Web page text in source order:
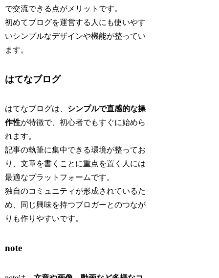
で交流できる点がメリットです。
初めてブログを運営する人にも使いやす
いシンプルなデザインや機能が整ってい
ます。
はてなブログ
はてなブログは、 シンプルで直感的な操
作性が特徴で、初心者でもすぐに始めら
れます。
記事の執筆に集中できる環境が整ってお
り、文章を書くことに重点を置く人には
最適なプラットフォームです。
独自のコミュニティが形成されているた
め、同じ興味を持つブロガーとのつなが
りも作りやすいです。
note